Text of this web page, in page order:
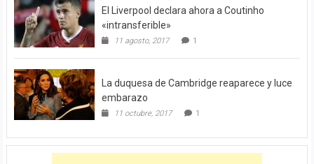
El Liverpool declara ahora a Coutinho
«intransferible»
11 agosto, 2017 1
La duquesa de Cambridge reaparece y luce
embarazo
11 octubre, 2017 1